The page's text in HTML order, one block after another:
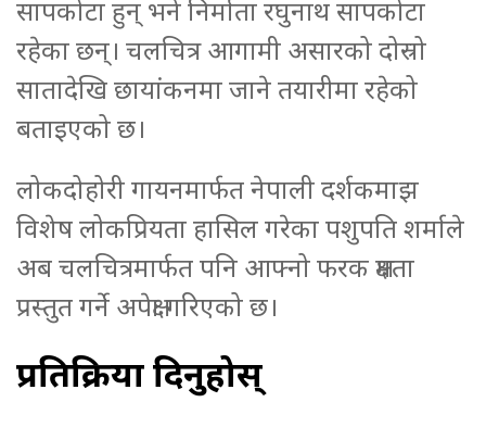
सापकोटा हुन् भने निर्माता रघुनाथ सापकोटा
रहेका छन्। चलचित्र आगामी असारको दोस्रो
सातादेखि छायांकनमा जाने तयारीमा रहेको
बताइएको छ।
लोकदोहोरी गायनमार्फत नेपाली दर्शकमाझ
विशेष लोकप्रियता हासिल गरेका पशुपति शर्माले
अब चलचित्रमार्फत पनि आफ्नो फरक क्षमता
प्रस्तुत गर्ने अपेक्षा गरिएको छ।
प्रतिक्रिया दिनुहोस्